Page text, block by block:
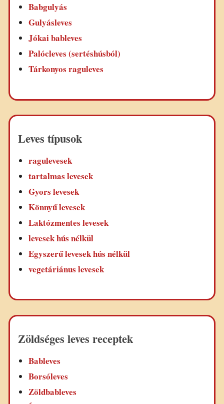
Babgulyás
Gulyásleves
Jókai bableves
Palócleves (sertéshúsból)
Tárkonyos raguleves
Leves típusok
ragulevesek
tartalmas levesek
Gyors levesek
Könnyű levesek
Laktózmentes levesek
levesek hús nélkül
Egyszerű levesek hús nélkül
vegetáriánus levesek
Zöldséges leves receptek
Bableves
Borsóleves
Zöldbableves